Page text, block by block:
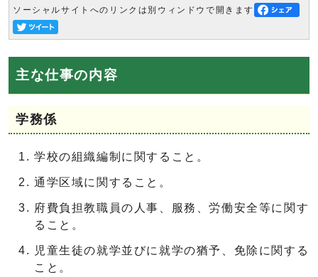
ソーシャルサイトへのリンクは別ウィンドウで開きます
主な仕事の内容
学務係
学校の組織編制に関すること。
通学区域に関すること。
府費負担教職員の人事、服務、労働安全等に関す
ること。
児童生徒の就学並びに就学の猶予、免除に関する
こと。